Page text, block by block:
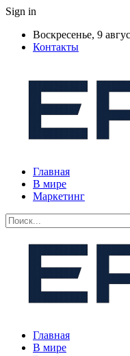
Sign in
Воскресенье, 9
Контакты
Главная
В мире
Маркетинг
Главная
В мире